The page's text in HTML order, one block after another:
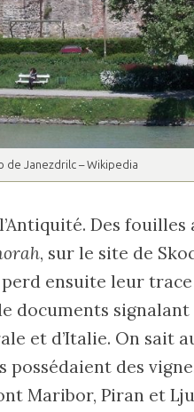
de Janezdrilc – Wikipedia
Des fouilles
, sur le site de
ensuite leur
documents signalant
et d’Italie. On sait
des
Maribor, Piran et